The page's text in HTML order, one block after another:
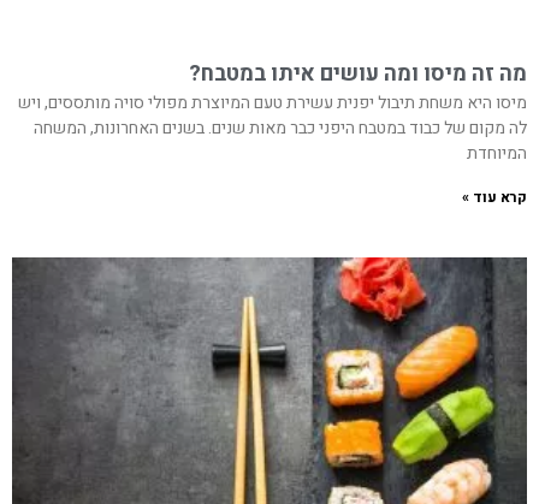
מה זה מיסו ומה עושים איתו במטבח?
מיסו היא משחת תיבול יפנית עשירת טעם המיוצרת מפולי סויה מותססים, ויש
לה מקום של כבוד במטבח היפני כבר מאות שנים. בשנים האחרונות, המשחה
המיוחדת
קרא עוד »